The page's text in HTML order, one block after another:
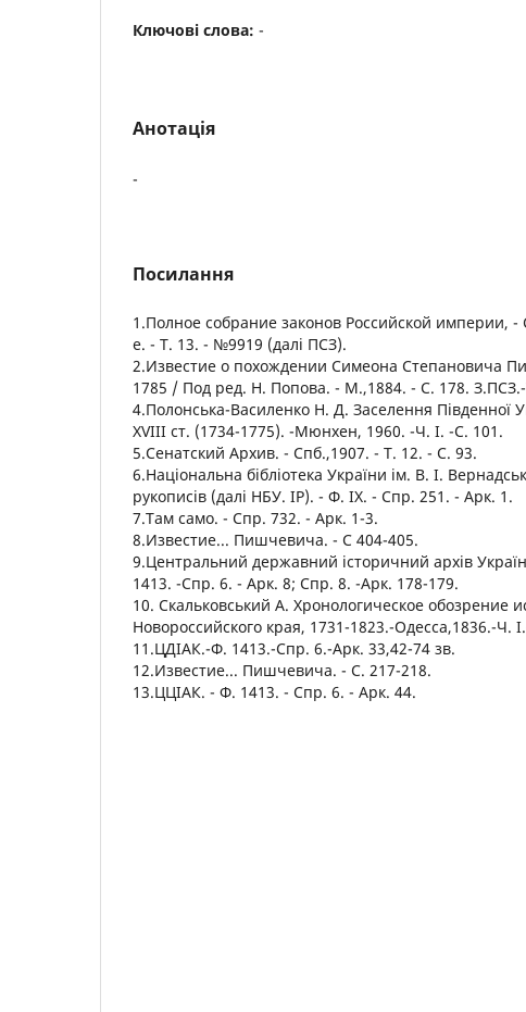
Ключові слова: -
Анотація
-
Посилання
1.Полное собрание законов Российской империи, -
е. - Т. 13. - №9919 (далі ПСЗ).
2.Известие о похождении Симеона Степановича
1785 / Под ред. Н. Попова. - М.,1884. - С. 178.
4.Полонська-Василенко Н. Д. Заселення Південної
XVIII ст. (1734-1775). -Мюнхен, 1960. -Ч. I. -С. 101.
5.Сенатский Архив. - Спб.,1907. - Т. 12. - С. 93.
6.Національна бібліотека України ім. В. І.
рукописів (далі НБУ. IP). - Ф. IX. - Спр. 251. - Арк. 1.
7.Там само. - Спр. 732. - Арк. 1-3.
8.Известие... Пишчевича. - С 404-405.
9.Центральний державний історичний архів
1413. -Спр. 6. - Арк. 8; Спр. 8. -Арк. 178-179.
10. Скальковський А. Хронологическое обозрение
Новороссийского края, 1731-1823.-Одесса,1836.-Ч.
11.ЦДІАК.-Ф. 1413.-Спр. 6.-Арк. 33,42-74 зв.
12.Известие... Пишчевича. - С. 217-218.
13.ЦЦІАК. - Ф. 1413. - Спр. 6. - Арк. 44.